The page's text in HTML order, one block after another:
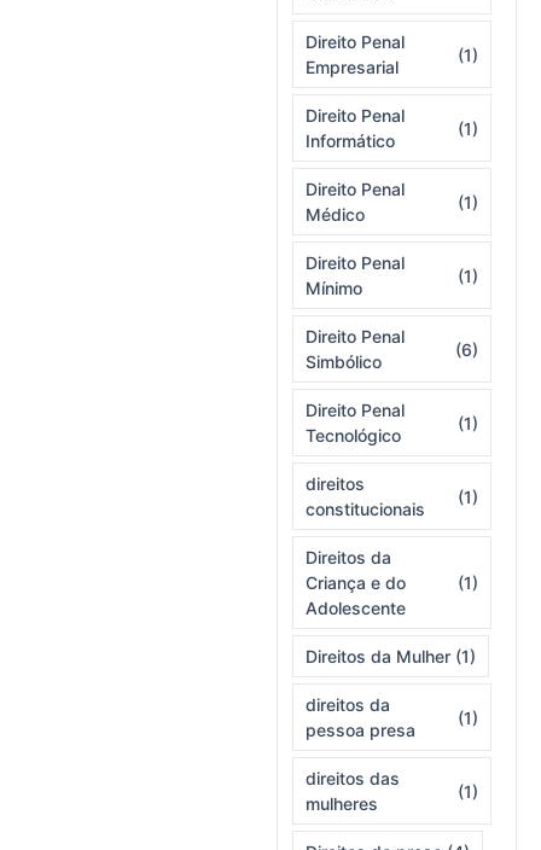
Direito Penal
Empresarial
(1)
Direito Penal
Informático
(1)
Direito Penal
Médico
(1)
Direito Penal
Mínimo
(1)
Direito Penal
Simbólico
(6)
Direito Penal
Tecnológico
(1)
direitos
constitucionais
(1)
Direitos da
Criança e do
Adolescente
(1)
Direitos da Mulher (1)
direitos da
pessoa presa
(1)
direitos das
mulheres
(1)